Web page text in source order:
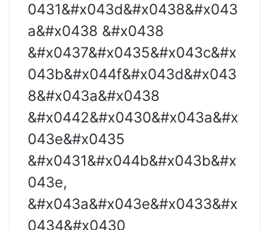
0431&#x043d&#x0438&#x043
a&#x0438 &#x0438
&#x0437&#x0435&#x043c&#x
043b&#x044f&#x043d&#x043
8&#x043a&#x0438
&#x0442&#x0430&#x043a&#x
043e&#x0435
&#x0431&#x044b&#x043b&#x
043e,
&#x043a&#x043e&#x0433&#x
0434&#x0430